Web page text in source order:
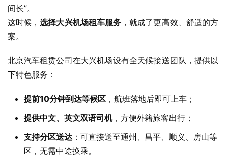
间长”。
这时候，选择大兴机场租车服务 ，就成了更高效、舒适的方
案。
北京汽车租赁公司在大兴机场设有全天候接送团队，提供以
下特色服务：
提前10分钟到达等候区 ，航班落地后即可上车；
提供中文、英文双语司机，方便外籍旅客出行；
支持分区送达 ：可直接送至通州、昌平、顺义、房山等
区，无需中途换乘。